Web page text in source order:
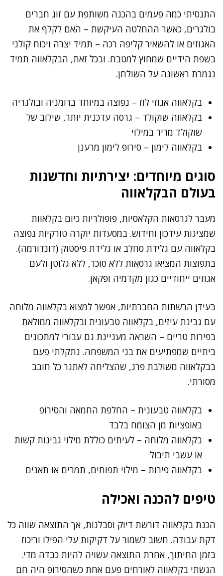
התנסיתי כמה פעמים בהכנה משותפת עם זוג חברים
בולגרים, כאשר ההחלטה העיקשת – האם לקלף את
האגוזים או להשאיר קליפה רכה – תמיד יצרה ויכוח קולני
בשפת הידיים שמחוץ למטבח. ובכל זאת, הבקלאווה תמיד
נגמרת ראשונה על השולחן.
בקלאווה אגוזי לוז – נפוצה במיוחד ברומניה ובולגריה
בקלאווה שוקולד – גרסה עדכנית יותר, שילוב של
שוקולד מריר במילוי
בקלאווה לימון – סירופ לימון מרענן
סוגים מיוחדים: יצירתיות וחדשנות
בעולם הבקלאווה
מעבר לגרסאות הקלאסיות, פופולריות כיום בקלאוות
שמציגות עידכון וחידוש. במסעדות יוקרה טורקיות נפוצה
בקלאווה עם גלידת סחלב או גלידת פיסטוק (דונדורמה).
בתפוצות המציאו גרסאות ללא סוכר, ללא גלוטן ולעם
אגוזים ייחודיים כגון מקדמיה ופקאן.
בעידן הרשתות החברתיות, אפשר למצוא בקלאווה מלוחה
עם גבינת עיזים, בקלאווה טבעונית ובקלאווה ממולאת
בפירות טריים – השראה מעניינת גם עבורי למתכונים
ביתיים שמפתיעים את בני המשפחה. נתקלתי פעם
בבקלאווה משולבת פרג, שהצליחה לאתגר כל חובב
מסורתי.
בקלאווה טבעונית – החלפת החמאה והסירופ
באופציות מן הצומח בלבד
בקלאווה מלוחה – לעיתים כוללת מילוי גבינות קשות
או עשבי תיבול
בקלאווה פירות – מילוי תפוחים, תמרים או תאנים
טיפים להכנה ואכילה
הכנת בקלאווה דורשת דיוק וסבלנות, אך התוצאה שווה כל
דקת עבודה. חשוב לשמור על דקיקות עלי הפילו וריכוז
בזמן החיתוך, אחרת התוצאה עשויה להיות כבדה מדי.
הגשתי בקלאווה לאורחים פעם אחת כשהסירופ היה חם